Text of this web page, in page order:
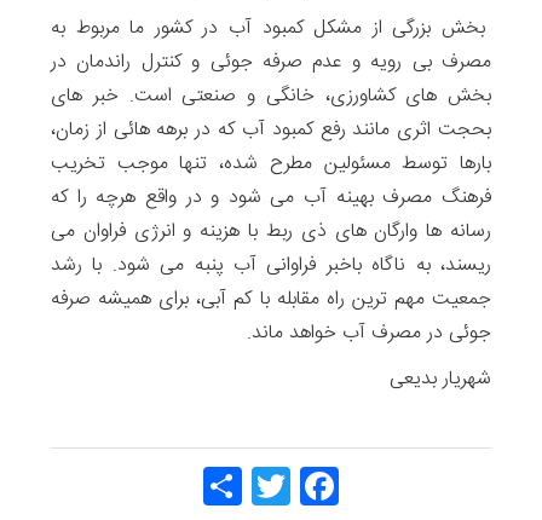
بخش بزرگی از مشکل کمبود آب در کشور ما مربوط به
مصرف بی رویه و عدم صرفه جوئی و کنترل راندمان در
بخش های کشاورزی، خانگی و صنعتی است. خبر های
بحجت اثری مانند رفع کمبود آب که در برهه هائی از زمان،
بارها توسط مسئولین مطرح شده، تنها موجب تخریب
فرهنگ مصرف بهینه آب می شود و در واقع هرچه را که
رسانه ها وارگان های ذی ربط با هزینه و انرژی فراوان می
ریسند، به ناگاه باخبر فراوانی آب پنبه می شود. با رشد
جمعیت مهم ترین راه مقابله با کم آبی، برای همیشه صرفه
جوئی در مصرف آب خواهد ماند.
شهریار بدیعی
Face
Twitt